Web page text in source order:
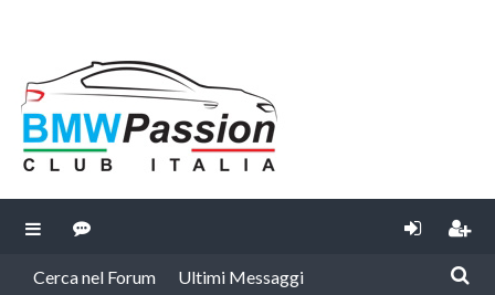
Cerca nel Forum Ultimi Messaggi